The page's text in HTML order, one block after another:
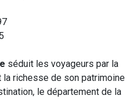
séduit les voyageurs par la
richesse de son patrimoine
le département de la